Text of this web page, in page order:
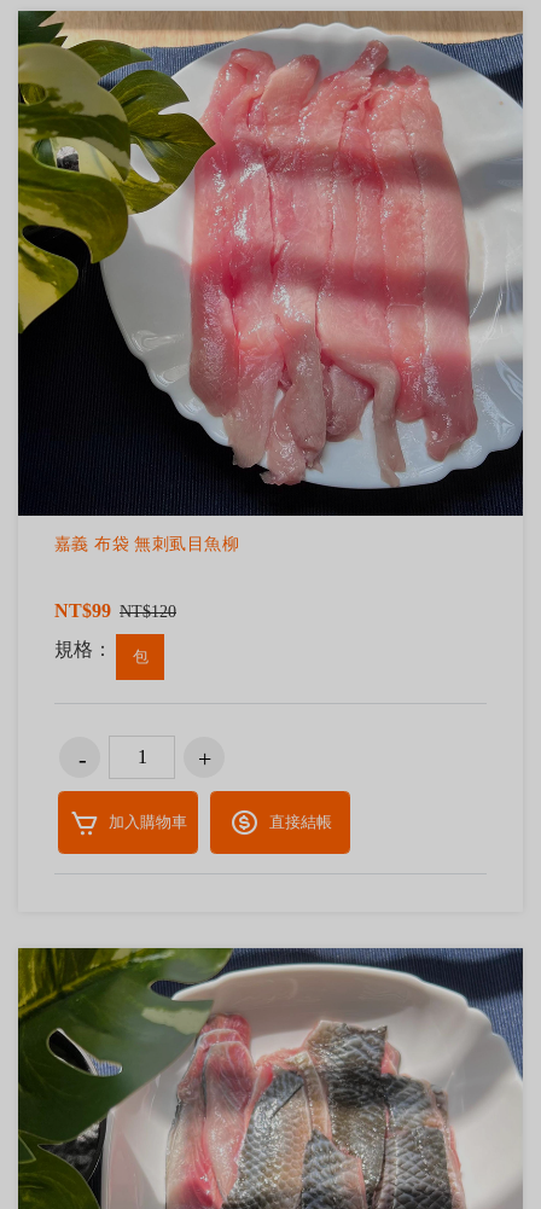
嘉義 布袋 無刺虱目魚柳
NT$99 NT$120
規格： 包
加入購物車 直接結帳